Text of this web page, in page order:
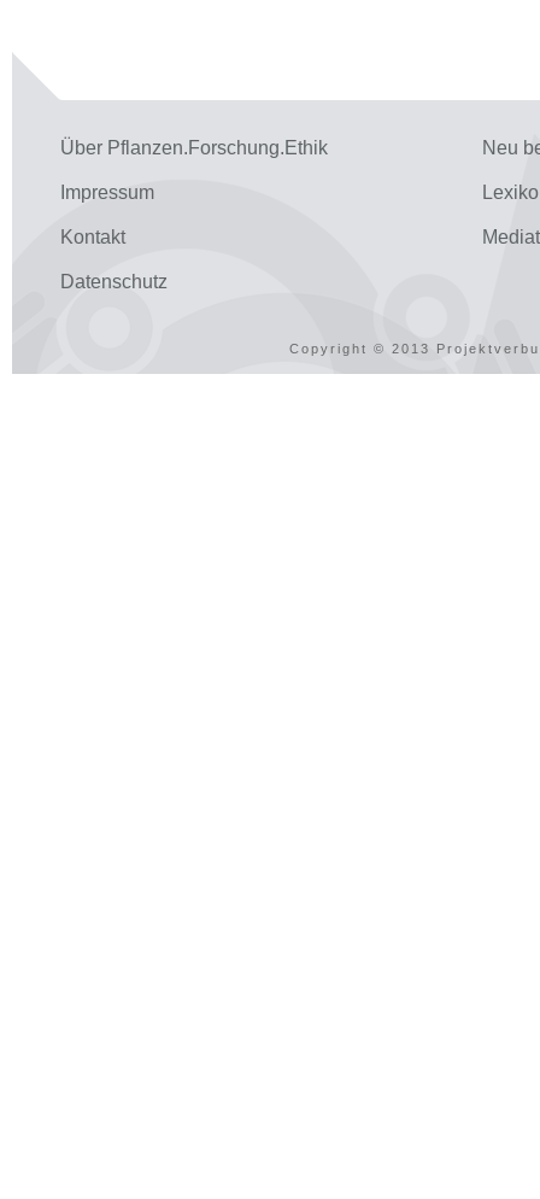
Über Pflanzen.Forschung.Ethik
Impressum
Kontakt
Datenschutz
Neu
Copyright © 2013